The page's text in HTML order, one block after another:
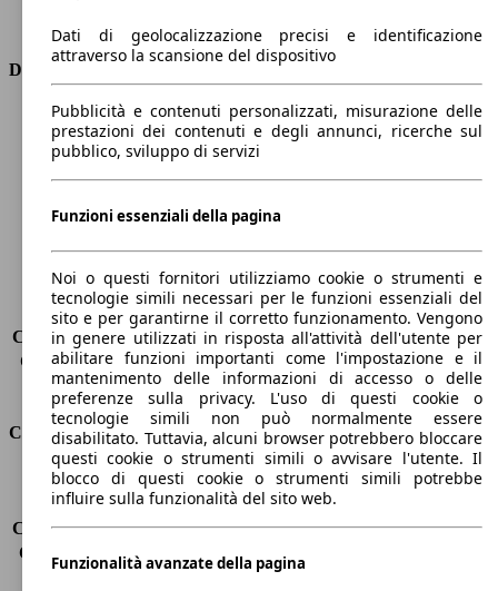
Dimensioni
Lunghezza
4380 mm
Altezza
1610 mm
Larghezza
Peso massimo
1915 kg
Sedili
5
Carico sul tetto
-
Capacità di traino (senza freni) -
Capacità di traino (con freni)
1200 kg
Volume del bagagliaio
432 - 1723 l
Consumi
Emissioni di CO2*
105 g/km (komb.)
Consumo (urbano)
4.7 l/100km
Consumo (extra-urbano) 3.7 l/100km
Consumo (combinato)*
4.1 l/100km
Dati di geolocalizzazione precisi e identificazione
attraverso la scansione del dispositivo
Pubblicità e contenuti personalizzati, misurazione delle
prestazioni dei contenuti e degli annunci, ricerche sul
pubblico, sviluppo di servizi
Funzioni essenziali della pagina
Noi o questi fornitori utilizziamo cookie o strumenti e
tecnologie simili necessari per le funzioni essenziali del
sito e per garantirne il corretto funzionamento. Vengono
in genere utilizzati in risposta all'attività dell'utente per
abilitare funzioni importanti come l'impostazione e il
mantenimento delle informazioni di accesso o delle
preferenze sulla privacy. L'uso di questi cookie o
tecnologie simili non può normalmente essere
disabilitato. Tuttavia, alcuni browser potrebbero bloccare
questi cookie o strumenti simili o avvisare l'utente. Il
blocco di questi cookie o strumenti simili potrebbe
influire sulla funzionalità del sito web.
Funzionalità avanzate della pagina